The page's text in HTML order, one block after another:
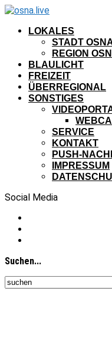
LOKALES
STADT
REGION
BLAULICHT
FREIZEIT
ÜBERREGIONAL
SONSTIGES
SERVICE
KONTAKT
PUSH-
IMPRESSUM
Social Media
Suchen...